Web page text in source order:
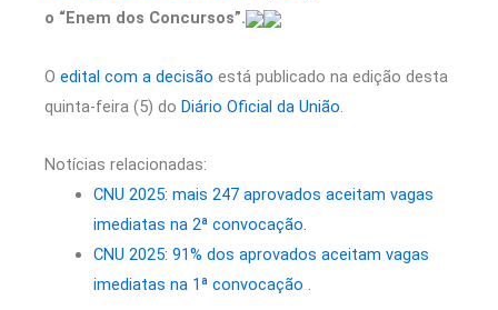
o “Enem dos Concursos”.
O edital com a decisão está publicado na edição desta
quinta-feira (5) do Diário Oficial da União.
Notícias relacionadas:
CNU 2025: mais 247 aprovados aceitam vagas
imediatas na 2ª convocação.
CNU 2025: 91% dos aprovados aceitam vagas
imediatas na 1ª convocação .